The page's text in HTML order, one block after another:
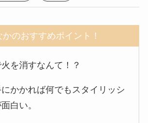
かのおすすめポイント！
を消すなんて！？
かかれば何でもスタイリッシ
白い。